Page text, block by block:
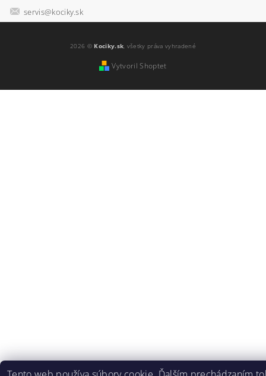
servis@kociky.sk
2026 © Kociky.sk, všetky práva vyhradené
Vytvoril Shoptet